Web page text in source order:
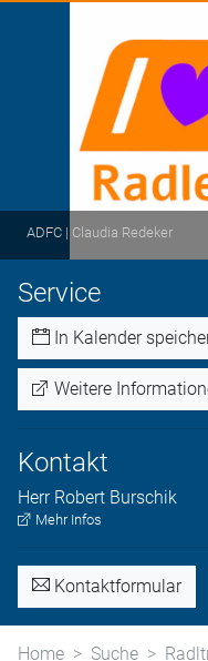
ADFC | Claudia Redeker
Service
In Kalender
Weitere
Kontakt
Herr Robert Burschik
Mehr Infos
Kontaktformular
Home Suche